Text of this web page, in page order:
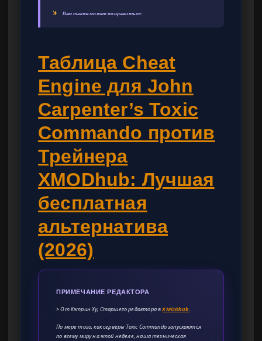
Вам также может понравиться:
Таблица Cheat
Engine для John
Carpenter’s Toxic
Commando против
Трейнера
XMODhub: Лучшая
бесплатная
альтернатива
(2026)
ПРИМЕЧАНИЕ РЕДАКТОРА
> От Кэтрин Ху, Старшего редактора вXMODhub.
По мере того, как серверы Toxic Commando запускаются
по всему миру на этой неделе, наша техническая